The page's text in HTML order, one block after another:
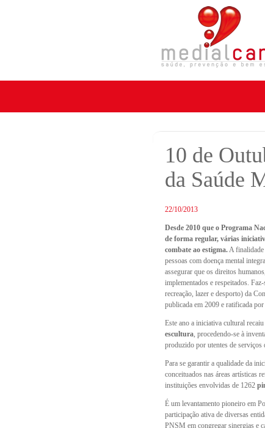
10 de
da Saúde
22/10/2013
Desde 2010 que o Programa
de forma regular, várias
combate ao estigma.A
pessoas com doença mental
assegurar que os direitos
implementados e respeitados.
recreação, lazer e desporto) da
publicada em 2009 e ratificada
Este ano a iniciativa cultural recaiu
escultura, procedendo-se à
produzido por utentes de serviços
Para se garantir a qualidade da
conceituados nas áreas artísticas
instituições envolvidas de 1262
É um levantamento pioneiro em
participação ativa de diversas
PNSM em congregar sinergias e